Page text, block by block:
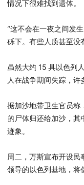
情况下很难找到遗体。
“这不会在一夜之间发
砾下。有些人质甚至没
虽然大约 15 具以色列
人在战争期间失踪，许
据加沙地带卫生官员称
的尸体归还给加沙，其
迹象。
周二，万斯宣布开设
领导的以色列基地，将